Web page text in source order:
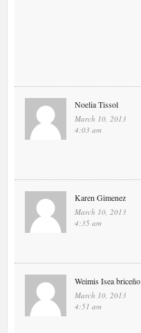
Noelia Tissol
March 10, 2013
4:03 am
Karen Gimenez
March 10, 2013
4:35 am
Weimis Isea briceño
March 10, 2013
4:51 am